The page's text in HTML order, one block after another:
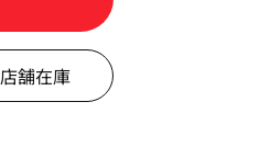
店舗在庫